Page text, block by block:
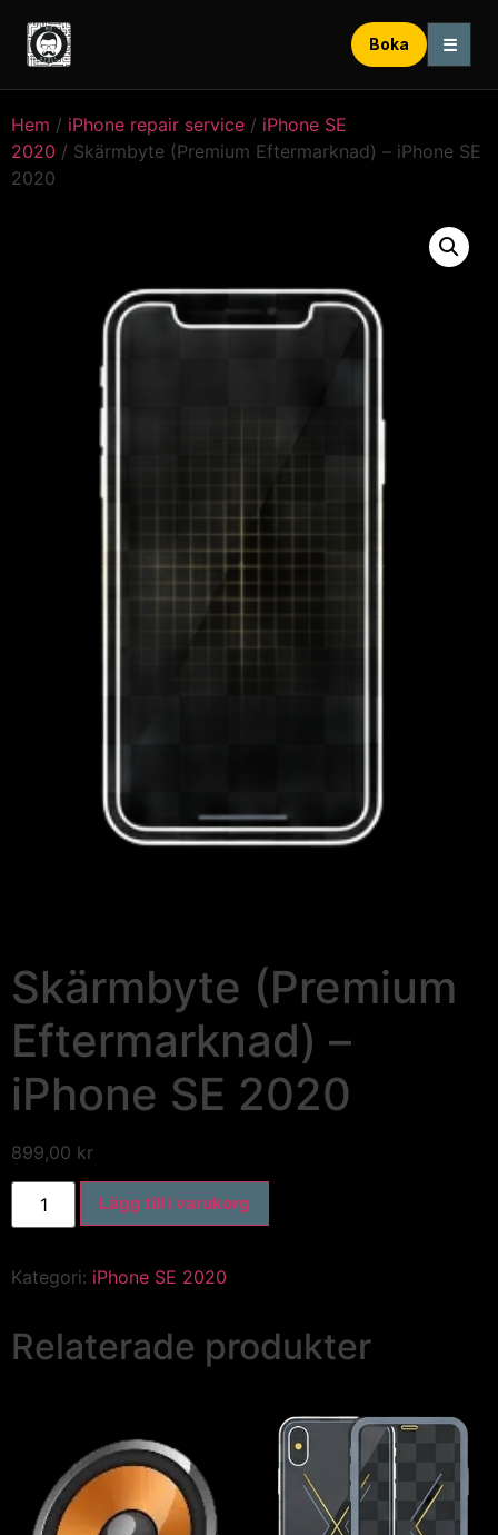
Boka ☰
Hem / iPhone repair service / iPhone SE
2020 / Skärmbyte (Premium Eftermarknad) – iPhone SE
2020
Skärmbyte (Premium
Eftermarknad) –
iPhone SE 2020
899,00 kr
Lägg till i varukorg
Kategori: iPhone SE 2020
Relaterade produkter